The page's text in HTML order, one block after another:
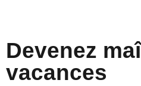
Devenez
vacances